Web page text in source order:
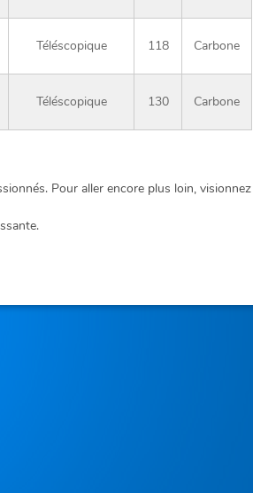
Téléscopique 118 Carbone
Téléscopique 130 Carbone
Pour aller encore plus loin, visionnez